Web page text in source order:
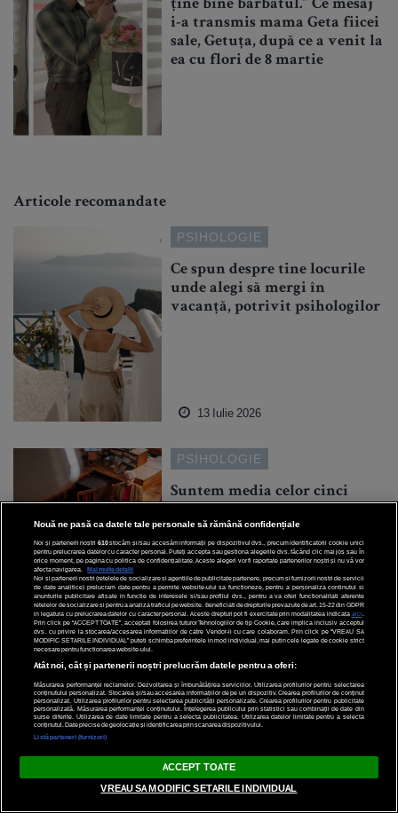
ține bine bărbatul.” Ce mesaj
i-a transmis mama Geta fiicei
sale, Getuța, după ce a venit la
ea cu flori de 8 martie
Articole recomandate
PSIHOLOGIE
Ce spun despre tine locurile
unde alegi să mergi în
vacanță, potrivit psihologilor
13 Iulie 2026
PSIHOLOGIE
Suntem media celor cinci
cel mai mult timp
7 Iulie 2026
PSIHOLOGIE
Tu îți trăiești viața sau viața
te trăiește pe tine?
Nouă ne pasă ca datele tale personale să rămână confidențiale
Noi și partenerii noștri 610stocăm și/sau accesăm informații pe dispozitivul dvs., precum identificatorii cookie unici
pentru prelucrarea datelor cu caracter personal. Puteți accepta sau gestiona alegerile dvs. făcând clic mai jos sau în
orice moment, pe pagina cu politica de confidențialitate. Aceste alegeri vor fi raportate partenerilor noștri și nu vă vor
afecta navigarea.
Mai multe detalii
Noi si partenerii nostri (retelele de socializare si agentiile de publicitate partenere, precum si furnizorii nostri de servicii
de date analitice) prelucram date pentru a permite website-ului sa functioneze, pentru a personaliza continutul si
anunturile publicitare afisate in functie de interesele si/sau profilul dvs., pentru a va oferi functionalitati aferente
retelelor de socializare si pentru a analiza traficul pe website. Beneficiati de drepturile prevazute de art. 15-22 din GDPR
in legatura cu prelucrarea datelor cu caracter personal. Aceste drepturi pot fi exercitate prin modalitatea indicata aici
Prin click pe “ACCEPT TOATE”, acceptati folosirea tuturor Tehnologiilor de tip Cookie, care implica inclusiv acceptul
dvs. cu privire la stocarea/accesarea informatiilor de catre Vendor-ii cu care colaboram. Prin click pe “VREAU SA
MODIFIC SETARILE INDIVIDUAL” puteti schimba preferintele in mod individual, mai putin cele legate de cookie strict
necesare pentru functionarea website-ului.
Atât noi, cât și partenerii noștri prelucrăm datele pentru a oferi:
Măsurarea performanței reclamelor. Dezvoltarea și îmbunătățirea serviciilor. Utilizarea profilurilor pentru selectarea
conținutului personalizat. Stocarea și/sau accesarea informațiilor de pe un dispozitiv. Crearea profilurilor de conținut
personalizat. Utilizarea profilurilor pentru selectarea publicității personalizate. Crearea profilurilor pentru publicitate
personalizată. Măsurarea performanței conținutului. Înțelegerea publicului prin statistici sau combinații de date din
surse diferite. Utilizarea de date limitate pentru a selecta publicitatea. Utilizarea datelor limitate pentru a selecta
conținutul. Date precise de geolocație și identificarea prin scanarea dispozitivului.
Listă parteneri (furnizori)
ACCEPT TOATE
VREAU SA MODIFIC SETARILE INDIVIDUAL